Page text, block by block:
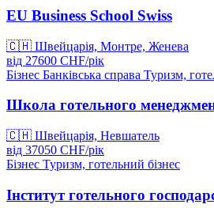
EU Business School Swiss
🇨🇭 Швейцарія, Монтре, Женева
від 27600 CHF/рік
Бізнес Банківська справа Туризм,
Школа готельного
🇨🇭 Швейцарія, Невшатель
від 37050 CHF/рік
Бізнес Туризм, готельний бізнес
Інститут готельного